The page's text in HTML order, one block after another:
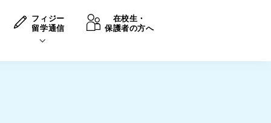
フィジー
留学通信
在校生・
保護者の方へ